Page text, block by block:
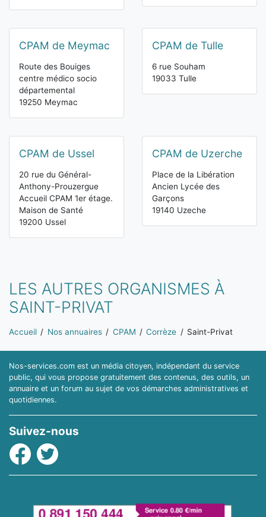
CPAM de Meymac
Route des Bouiges
centre médico socio
départemental
19250 Meymac
CPAM de Tulle
6 rue Souham
19033 Tulle
CPAM de Ussel
20 rue du Général-
Anthony-Prouzergue
Accueil CPAM 1er étage.
Maison de Santé
19200 Ussel
CPAM de Uzerche
Place de la Libération
Ancien Lycée des
Garçons
19140 Uzeche
LES AUTRES ORGANISMES À
SAINT-PRIVAT
Vous êtes ici:
Accueil Nos annuaires CPAM Corrèze Saint-Privat
Nos-services.com est un média citoyen, indépendant du service
public, qui vous propose gratuitement des contenus, des outils, un
annuaire et un forum au sujet de vos démarches administratives et
quotidiennes.
Suivez-nous
Facebook
Twitter